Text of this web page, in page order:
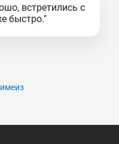
встретились с
быстро."